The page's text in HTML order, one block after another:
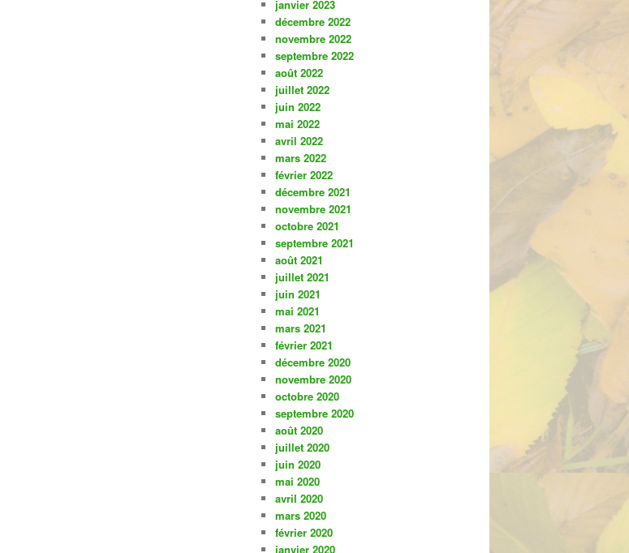
janvier 2023
décembre 2022
novembre 2022
septembre 2022
août 2022
juillet 2022
juin 2022
mai 2022
avril 2022
mars 2022
février 2022
décembre 2021
novembre 2021
octobre 2021
septembre 2021
août 2021
juillet 2021
juin 2021
mai 2021
mars 2021
février 2021
décembre 2020
novembre 2020
octobre 2020
septembre 2020
août 2020
juillet 2020
juin 2020
mai 2020
avril 2020
mars 2020
février 2020
janvier 2020